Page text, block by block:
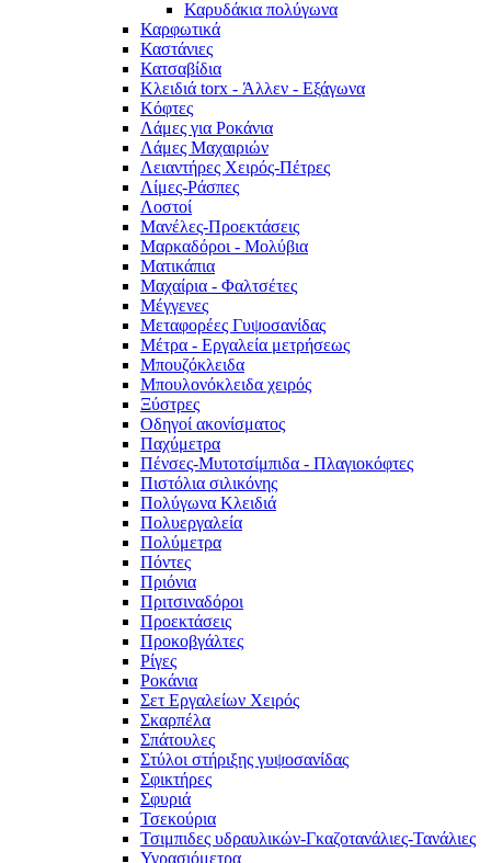
Καρυδάκια πολύγωνα
Καρφωτικά
Καστάνιες
Κατσαβίδια
Κλειδιά torx - Άλλεν - Εξάγωνα
Κόφτες
Λάμες για Ροκάνια
Λάμες Μαχαιριών
Λειαντήρες Χειρός-Πέτρες
Λίμες-Ράσπες
Λοστοί
Μανέλες-Προεκτάσεις
Μαρκαδόροι - Μολύβια
Ματικάπια
Μαχαίρια - Φαλτσέτες
Μέγγενες
Μεταφορέες Γυψοσανίδας
Μέτρα - Εργαλεία μετρήσεως
Μπουζόκλειδα
Μπουλονόκλειδα χειρός
Ξύστρες
Οδηγοί ακονίσματος
Παχύμετρα
Πένσες-Μυτοτσίμπιδα - Πλαγιοκόφτες
Πιστόλια σιλικόνης
Πολύγωνα Κλειδιά
Πολυεργαλεία
Πολύμετρα
Πόντες
Πριόνια
Πριτσιναδόροι
Προεκτάσεις
Προκοβγάλτες
Ρίγες
Ροκάνια
Σετ Εργαλείων Χειρός
Σκαρπέλα
Σπάτουλες
Στύλοι στήριξης γυψοσανίδας
Σφικτήρες
Σφυριά
Τσεκούρια
Τσιμπιδες υδραυλικών-Γκαζοτανάλιες-Τανάλιες
Υγρασιόμετρα